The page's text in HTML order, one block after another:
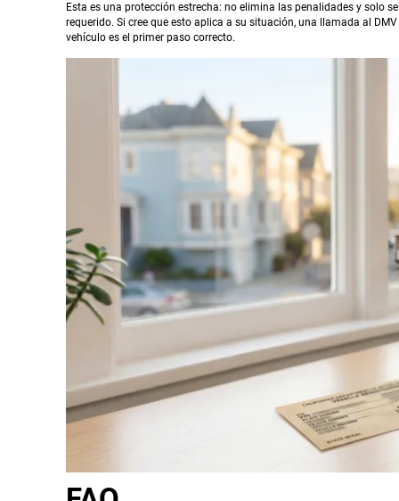
Esta es una protección estrecha: no elimina las penalidades y solo
requerido. Si cree que esto aplica a su situación, una llamada al
vehículo es el primer paso correcto.